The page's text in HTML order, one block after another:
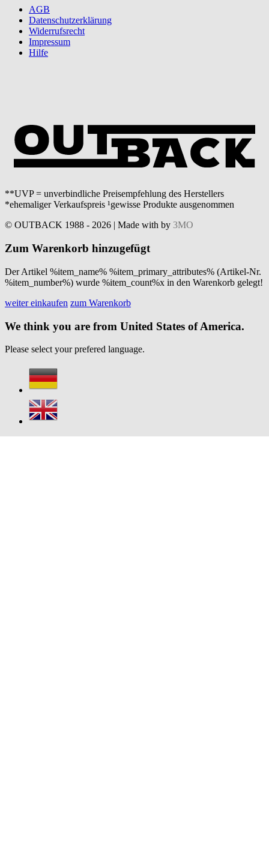
AGB
Datenschutzerklärung
Widerrufsrecht
Impressum
Hilfe
**UVP = unverbindliche Preisempfehlung des Herstellers
*ehemaliger Verkaufspreis ¹gewisse Produkte ausgenommen
© OUTBACK 1988 - 2026 | Made with by 3MO
Zum Warenkorb hinzugefügt
Der Artikel %item_name% %item_primary_attributes% (Artikel-Nr.
%item_number%) wurde %item_count%x in den Warenkorb gelegt!
weiter einkaufen zum Warenkorb
We think you are from United States of America.
Please select your prefered language.